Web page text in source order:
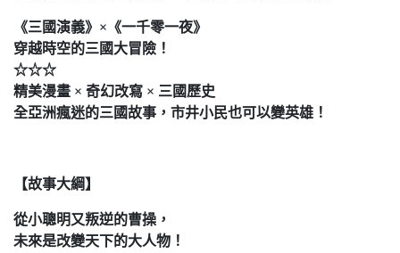
《三國演義》×《一千零一夜》
穿越時空的三國大冒險！
☆☆☆
精美漫畫 × 奇幻改寫 × 三國歷史
全亞洲瘋迷的三國故事，市井小民也可以變英雄！
【故事大綱】
從小聰明又叛逆的曹操，
未來是改變天下的大人物！